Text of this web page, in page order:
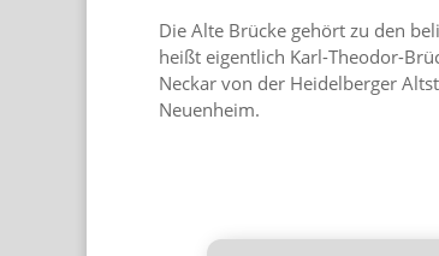
Die Alte Brücke gehört zu den
heißt eigentlich Karl-Theodor-
Neckar von der Heidelberger
Neuenheim.